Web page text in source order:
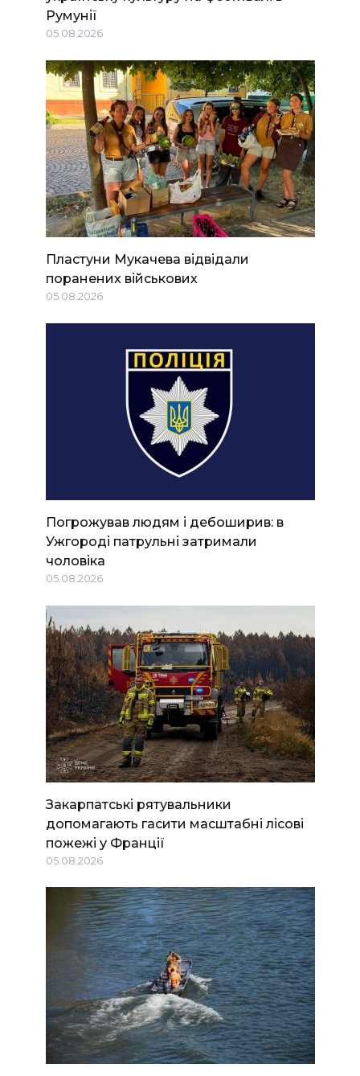
Румунії
05.08.2026
Пластуни Мукачева відвідали
поранених військових
05.08.2026
Погрожував людям і дебоширив: в
Ужгороді патрульні затримали
чоловіка
05.08.2026
Закарпатські рятувальники
допомагають гасити масштабні лісові
пожежі у Франції
05.08.2026